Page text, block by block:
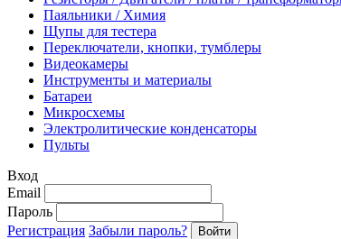
Паяльники / Химия
Щупы для тестера
Переключатели, кнопки, тумблеры
Видеокамеры
Инструменты и материалы
Батареи
Микросхемы
Электролитические конденсаторы
Пульты
Вход
Email
Пароль
Регистрация Забыли пароль?